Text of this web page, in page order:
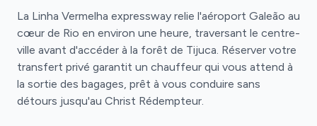
La Linha Vermelha expressway relie l'aéroport Galeão au
cœur de Rio en environ une heure, traversant le centre-
ville avant d'accéder à la forêt de Tijuca. Réserver votre
transfert privé garantit un chauffeur qui vous attend à
la sortie des bagages, prêt à vous conduire sans
détours jusqu'au Christ Rédempteur.